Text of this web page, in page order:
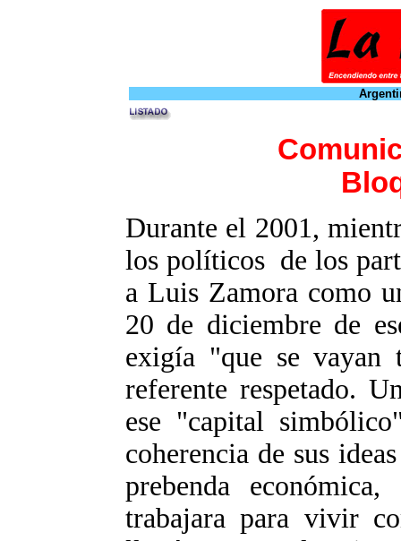
Durante el 2001,
los políticos de los
a Luis Zamora como
20 de diciembre de
exigía "que se vayan
referente respetado.
ese "capital
coherencia de sus
prebenda
trabajara para vivir